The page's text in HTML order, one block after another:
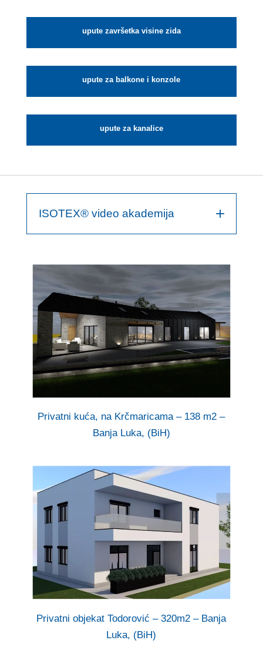
upute završetka visine zida
upute za balkone i konzole
upute za kanalice
ISOTEX® video akademija
Privatni kuća, na Krčmaricama – 138 m2 –
Banja Luka, (BiH)
Privatni objekat Todorović – 320m2 – Banja
Luka, (BiH)